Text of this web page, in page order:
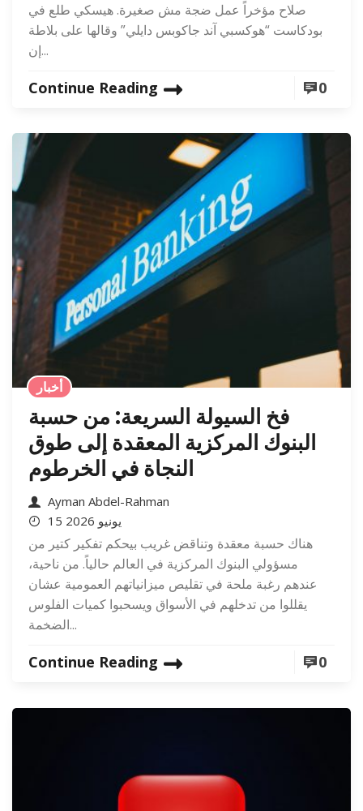
صلاح مؤخراً عمل ضجة مش صغيرة. هيسكي طلع في
بودكاست “هوكسبي آند جاكوبس دايلي” وقالها على بلاطة
إن...
Continue Reading 0
أخبار
فخ السيولة السريعة: من حسبة
البنوك المركزية المعقدة إلى طوق
النجاة في الخرطوم
Ayman Abdel-Rahman
15 يونيو 2026
هناك حسبة معقدة وتناقض غريب بيحكم تفكير كتير من
مسؤولي البنوك المركزية في العالم حالياً. من ناحية،
عندهم رغبة ملحة في تقليص ميزانياتهم العمومية عشان
يقللوا من تدخلهم في الأسواق ويسحبوا كميات الفلوس
الضخمة...
Continue Reading 0